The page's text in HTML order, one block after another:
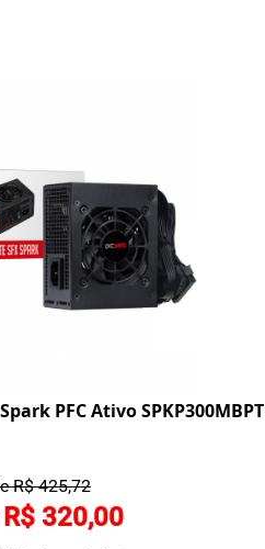
PFC Ativo SPKP300MBPT
R$ 425,72
R$ 320,00